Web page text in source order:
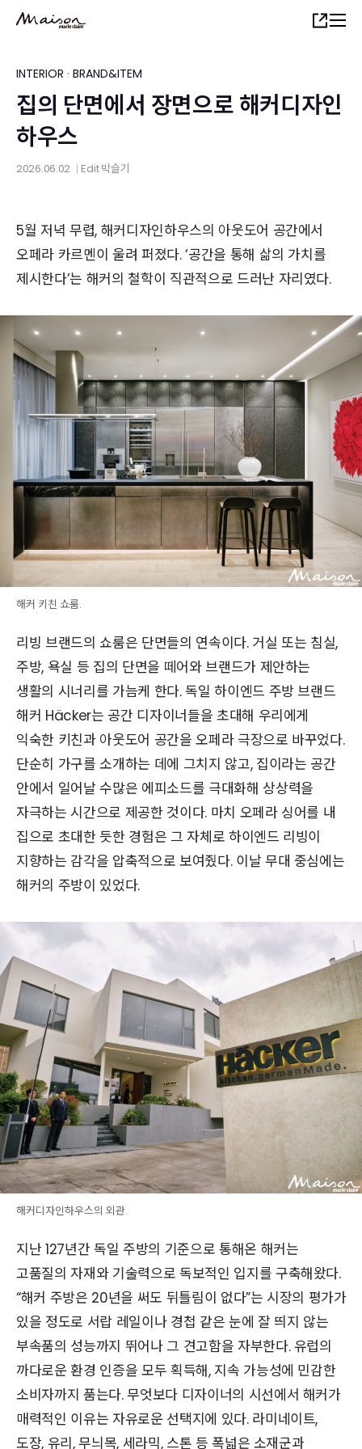
content
Share
INTERIOR · BRAND&ITEM
집의 단면에서 장면으로 해커디자인
하우스
2026.06.02 Edit박슬기
5월 저녁 무렵, 해커디자인하우스의 아웃도어 공간에서
오페라 카르멘이 울려 퍼졌다. ‘공간을 통해 삶의 가치를
제시한다’는 해커의 철학이 직관적으로 드러난 자리였다.
해커 키친 쇼룸.
리빙 브랜드의 쇼룸은 단면들의 연속이다. 거실 또는 침실,
주방, 욕실 등 집의 단면을 떼어와 브랜드가 제안하는
생활의 시너리를 가늠케 한다. 독일 하이엔드 주방 브랜드
해커 Häcker는 공간 디자이너들을 초대해 우리에게
익숙한 키친과 아웃도어 공간을 오페라 극장으로 바꾸었다.
단순히 가구를 소개하는 데에 그치지 않고, 집이라는 공간
안에서 일어날 수많은 에피소드를 극대화해 상상력을
자극하는 시간으로 제공한 것이다. 마치 오페라 싱어를 내
집으로 초대한 듯한 경험은 그 자체로 하이엔드 리빙이
지향하는 감각을 압축적으로 보여줬다. 이날 무대 중심에는
해커의 주방이 있었다.
해커디자인하우스의 외관.
지난 127년간 독일 주방의 기준으로 통해온 해커는
고품질의 자재와 기술력으로 독보적인 입지를 구축해왔다.
“해커 주방은 20년을 써도 뒤틀림이 없다”는 시장의 평가가
있을 정도로 서랍 레일이나 경첩 같은 눈에 잘 띄지 않는
부속품의 성능까지 뛰어나 그 견고함을 자부한다. 유럽의
까다로운 환경 인증을 모두 획득해, 지속 가능성에 민감한
소비자까지 품는다. 무엇보다 디자이너의 시선에서 해커가
매력적인 이유는 자유로운 선택지에 있다. 라미네이트,
도장, 유리, 무늬목, 세라믹, 스톤 등 폭넓은 소재군과